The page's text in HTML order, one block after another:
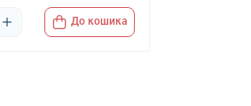
До кошика